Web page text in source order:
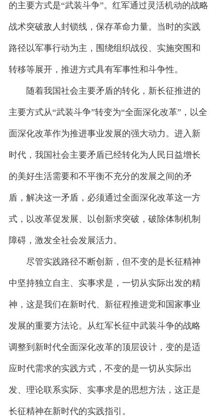
的主要方式是“武装斗争”。红军通过灵活机动的战略
战术突破敌人封锁线，保存革命力量。当时的实践
路径以军事行动为主，围绕组织战役、实施突围和
转移等展开，推进方式具有军事性和斗争性。
随着我国社会主要矛盾的转化，新长征推进的
主要方式从“武装斗争”转变为“全面深化改革”，以全
面深化改革作为推进事业发展的强大动力。进入新
时代，我国社会主要矛盾已经转化为人民日益增长
的美好生活需要和不平衡不充分的发展之间的矛
盾，解决这一矛盾，必须通过全面深化改革这一方
式，以改革促发展、以创新求突破，破除体制机制
障碍，激发全社会发展活力。
尽管实践路径不断创新，但不变的是长征精神
中坚持独立自主、实事求是，一切从实际出发的精
神，这是我们在新时代、新征程推进党和国家事业
发展的重要方法论。从红军长征中武装斗争的战略
调整到新时代全面深化改革的顶层设计，变的是适
应时代需求的实践方式，不变的是一切从实际出
发、理论联系实际、实事求是的思想方法，这正是
长征精神在新时代的实践指引。